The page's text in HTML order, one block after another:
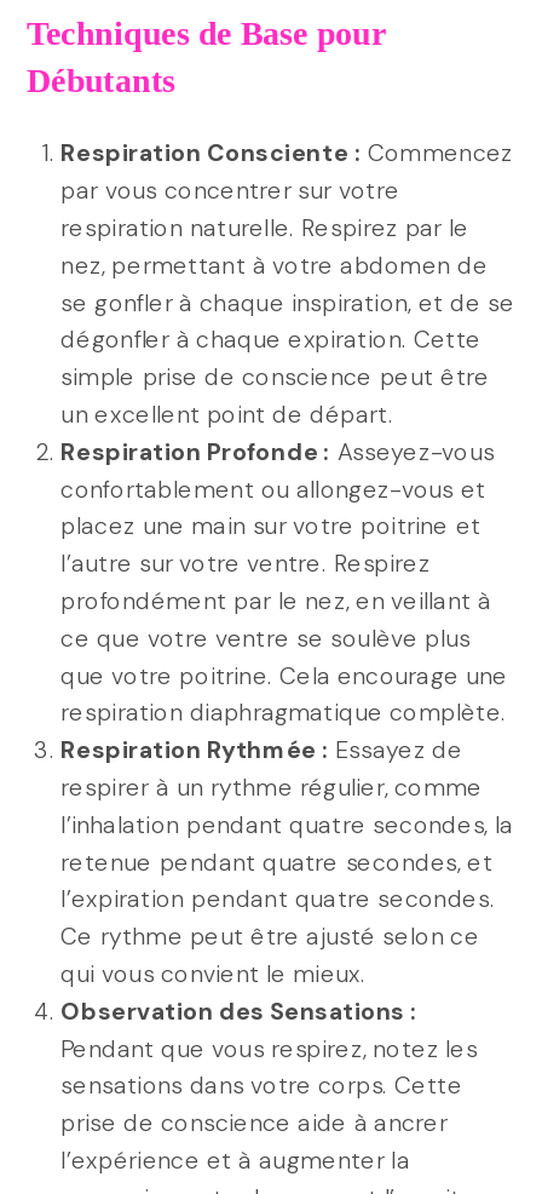
Techniques de Base pour
Débutants
Respiration Consciente : Commencez
par vous concentrer sur votre
respiration naturelle. Respirez par le
nez, permettant à votre abdomen de
se gonfler à chaque inspiration, et de se
dégonfler à chaque expiration. Cette
simple prise de conscience peut être
un excellent point de départ.
Respiration Profonde : Asseyez-vous
confortablement ou allongez-vous et
placez une main sur votre poitrine et
l’autre sur votre ventre. Respirez
profondément par le nez, en veillant à
ce que votre ventre se soulève plus
que votre poitrine. Cela encourage une
respiration diaphragmatique complète.
Respiration Rythmée : Essayez de
respirer à un rythme régulier, comme
l’inhalation pendant quatre secondes, la
retenue pendant quatre secondes, et
l’expiration pendant quatre secondes.
Ce rythme peut être ajusté selon ce
qui vous convient le mieux.
Observation des Sensations :
Pendant que vous respirez, notez les
sensations dans votre corps. Cette
prise de conscience aide à ancrer
l’expérience et à augmenter la